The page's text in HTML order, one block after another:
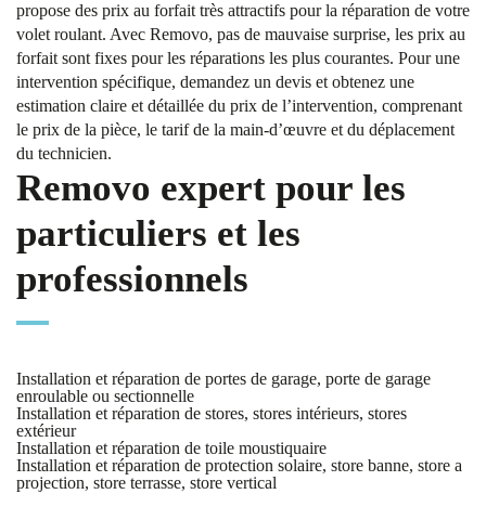
propose des prix au forfait très attractifs pour la réparation de votre
volet roulant. Avec Removo, pas de mauvaise surprise, les prix au
forfait sont fixes pour les réparations les plus courantes. Pour une
intervention spécifique, demandez un devis et obtenez une
estimation claire et détaillée du prix de l’intervention, comprenant
le prix de la pièce, le tarif de la main-d’œuvre et du déplacement
du technicien.
Removo expert pour les
particuliers et les
professionnels
Installation et réparation de portes de garage, porte de garage
enroulable ou sectionnelle
Installation et réparation de stores, stores intérieurs, stores
extérieur
Installation et réparation de toile moustiquaire
Installation et réparation de protection solaire, store banne, store a
projection, store terrasse, store vertical